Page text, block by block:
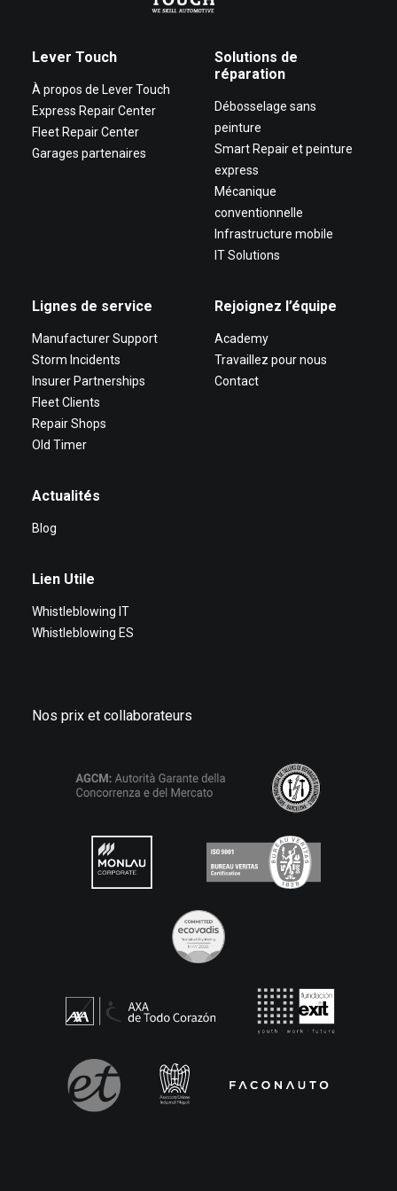
Lever Touch
À propos de Lever Touch
Express Repair Center
Fleet Repair Center
Garages partenaires
Solutions de
réparation
Débosselage sans
peinture
Smart Repair et peinture
express
Mécanique
conventionnelle
Infrastructure mobile
IT Solutions
Lignes de service
Manufacturer Support
Storm Incidents
Insurer Partnerships
Fleet Clients
Repair Shops
Old Timer
Rejoignez l’équipe
Academy
Travaillez pour nous
Contact
Actualités
Blog
Lien Utile
Whistleblowing IT
Whistleblowing ES
Nos prix et collaborateurs